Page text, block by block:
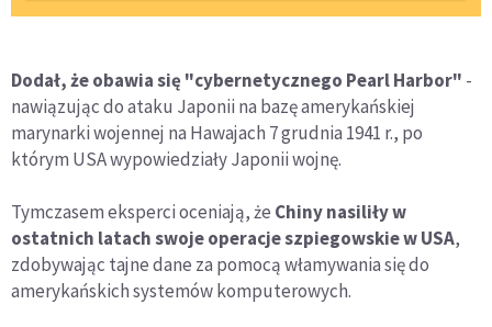
Dodał, że obawia się "cybernetycznego Pearl Harbor" -
nawiązując do ataku Japonii na bazę amerykańskiej
marynarki wojennej na Hawajach 7 grudnia 1941 r., po
którym USA wypowiedziały Japonii wojnę.
Tymczasem eksperci oceniają, że Chiny nasiliły w
ostatnich latach swoje operacje szpiegowskie w USA,
zdobywając tajne dane za pomocą włamywania się do
amerykańskich systemów komputerowych.